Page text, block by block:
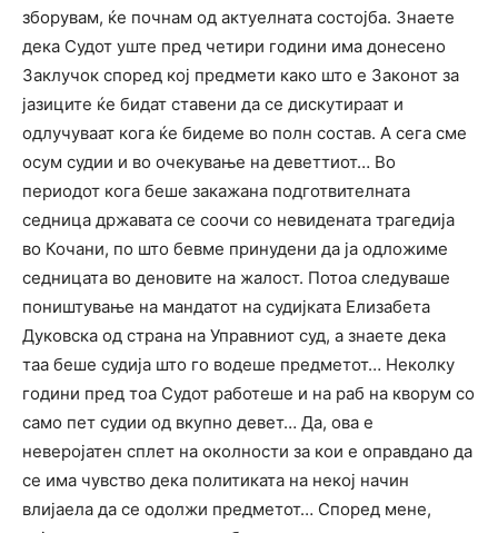
зборувам, ќе почнам од актуелната состојба. Знаете
дека Судот уште пред четири години има донесено
Заклучок според кој предмети како што е Законот за
јазиците ќе бидат ставени да се дискутираат и
одлучуваат кога ќе бидеме во полн состав. А сега сме
осум судии и во очекување на деветтиот… Во
периодот кога беше закажана подготвителната
седница државата се соочи со невидената трагедија
во Кочани, по што бевме принудени да ја одложиме
седницата во деновите на жалост. Потоа следуваше
поништување на мандатот на судијката Елизабета
Дуковска од страна на Управниот суд, а знаете дека
таа беше судија што го водеше предметот… Неколку
години пред тоа Судот работеше и на раб на кворум со
само пет судии од вкупно девет… Да, ова е
неверојатен сплет на околности за кои е оправдано да
се има чувство дека политиката на некој начин
влијаела да се одолжи предметот… Според мене,